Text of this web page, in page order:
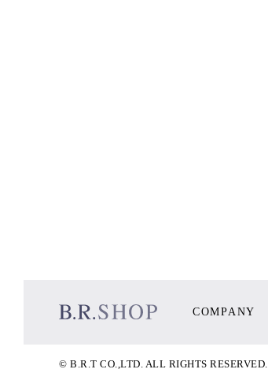
COMPANY
© B.R.T CO.,LTD. ALL RIGHTS RESERVED.